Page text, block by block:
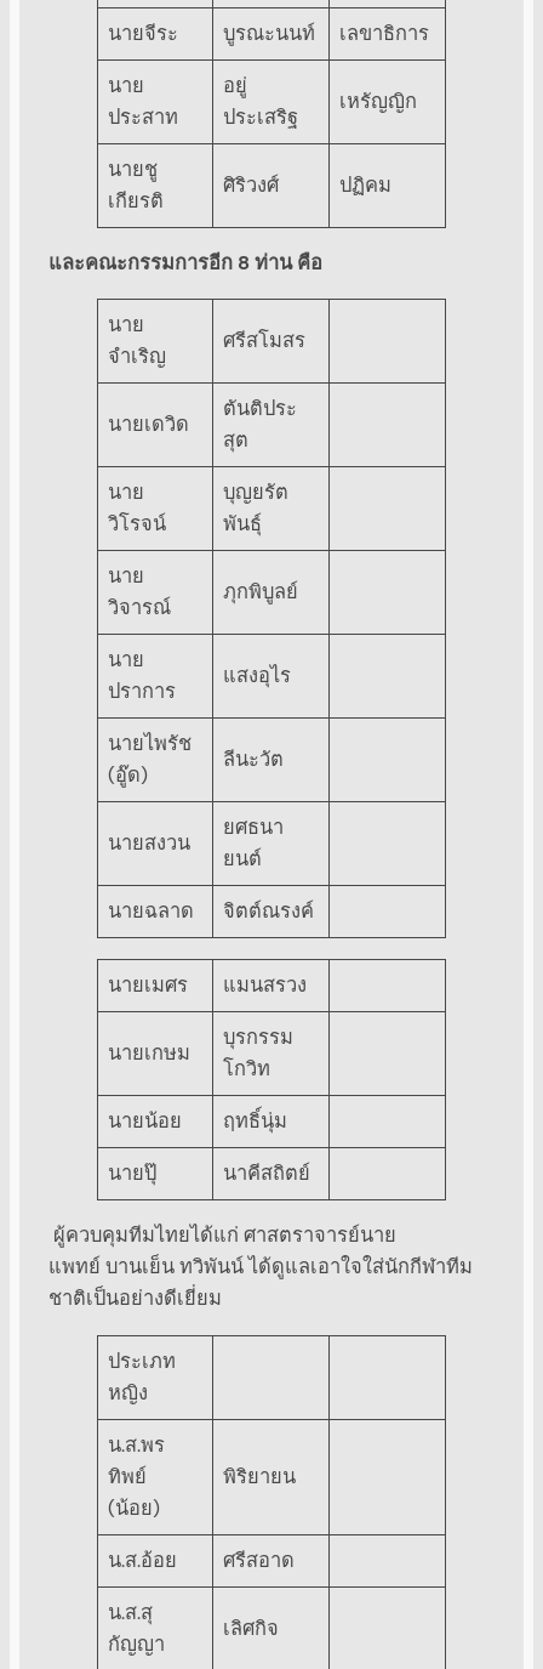
นายจีระ บูรณะนนท์ เลขาธิการ
นาย
ประสาท
อยู่
ประเสริฐ
เหรัญญิก
นายชู
เกียรติ
ศิริวงศ์ ปฏิคม
และคณะกรรมการอีก 8 ท่าน คือ
นาย
จำเริญ
ศรีสโมสร
นายเดวิด
ตันติประ
สุต
นาย
วิโรจน์
บุญยรัต
พันธุ์
นาย
วิจารณ์
ภุกพิบูลย์
นาย
ปราการ
แสงอุไร
นายไพรัช
(อู๊ด)
ลีนะวัต
นายสงวน
ยศธนา
ยนต์
นายฉลาด จิตต์ณรงค์
นายเมศร แมนสรวง
นายเกษม
บุรกรรม
โกวิท
นายน้อย ฤทธิ์นุ่ม
นายปุ๊ นาคีสถิตย์
ผู้ควบคุมทีมไทยได้แก่ ศาสตราจารย์นาย
แพทย์ บานเย็น ทวิพันน์ ได้ดูแลเอาใจใส่นักกีฬาทีม
ชาติเป็นอย่างดีเยี่ยม
ประเภท
หญิง
น.ส.พร
ทิพย์
(น้อย)
พิริยายน
น.ส.อ้อย ศรีสอาด
น.ส.สุ
กัญญา
เลิศกิจ